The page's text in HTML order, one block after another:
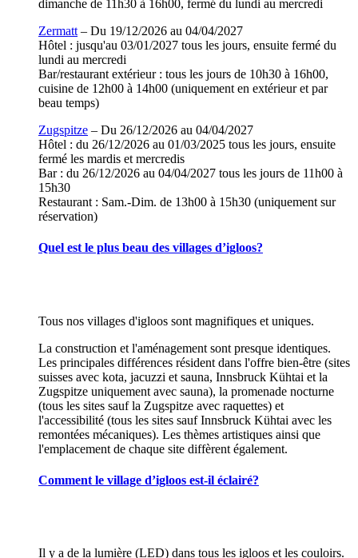
dimanche de 11h30 à 16h00, fermé du lundi au mercredi
Zermatt – Du 19/12/2026 au 04/04/2027
Hôtel : jusqu'au 03/01/2027 tous les jours, ensuite fermé du
lundi au mercredi
Bar/restaurant extérieur : tous les jours de 10h30 à 16h00,
cuisine de 12h00 à 14h00 (uniquement en extérieur et par
beau temps)
Zugspitze – Du 26/12/2026 au 04/04/2027
Hôtel : du 26/12/2026 au 01/03/2025 tous les jours, ensuite
fermé les mardis et mercredis
Bar : du 26/12/2026 au 04/04/2027 tous les jours de 11h00 à
15h30
Restaurant : Sam.-Dim. de 13h00 à 15h30 (uniquement sur
réservation)
Quel est le plus beau des villages d’igloos?
Tous nos villages d'igloos sont magnifiques et uniques.
La construction et l'aménagement sont presque identiques.
Les principales différences résident dans l'offre bien-être (sites
suisses avec kota, jacuzzi et sauna, Innsbruck Kühtai et la
Zugspitze uniquement avec sauna), la promenade nocturne
(tous les sites sauf la Zugspitze avec raquettes) et
l'accessibilité (tous les sites sauf Innsbruck Kühtai avec les
remontées mécaniques). Les thèmes artistiques ainsi que
l'emplacement de chaque site diffèrent également.
Comment le village d’igloos est-il éclairé?
Il y a de la lumière (LED) dans tous les igloos et les couloirs.